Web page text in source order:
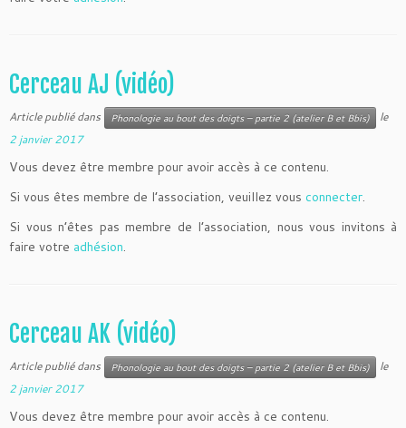
Cerceau AJ (vidéo)
Article publié dans Phonologie au bout des doigts – partie 2 (atelier B et Bbis)
le
2 janvier 2017
Vous devez être membre pour avoir accès à ce contenu.
Si vous êtes membre de l’association, veuillez vous connecter.
Si vous n’êtes pas membre de l’association, nous vous invitons à
faire votre adhésion.
Cerceau AK (vidéo)
Article publié dans Phonologie au bout des doigts – partie 2 (atelier B et Bbis)
le
2 janvier 2017
Vous devez être membre pour avoir accès à ce contenu.